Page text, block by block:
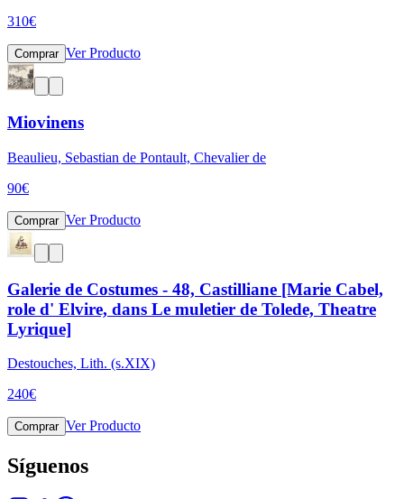
310€
Comprar Ver Producto
Miovinens
Beaulieu, Sebastian de Pontault, Chevalier de
90€
Comprar Ver Producto
Galerie de Costumes - 48, Castilliane [Marie Cabel,
role d' Elvire, dans Le muletier de Tolede, Theatre
Lyrique]
Destouches, Lith. (s.XIX)
240€
Comprar Ver Producto
Síguenos